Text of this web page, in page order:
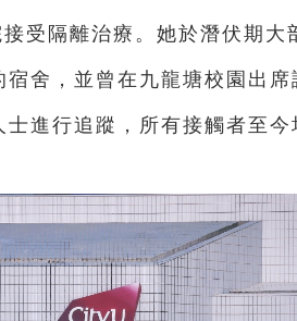
受隔離治療。她於潛伏期大
舍，並曾在九龍塘校園出席
進行追蹤，所有接觸者至今